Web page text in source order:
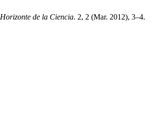
Horizonte de la Ciencia. 2, 2 (Mar. 2012), 3–4.